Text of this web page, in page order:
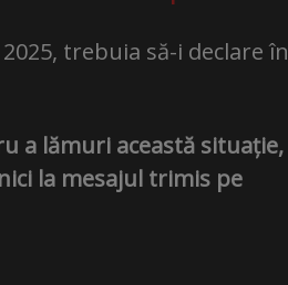
trebuia să-i declare în
a lămuri această situație,
la mesajul trimis pe